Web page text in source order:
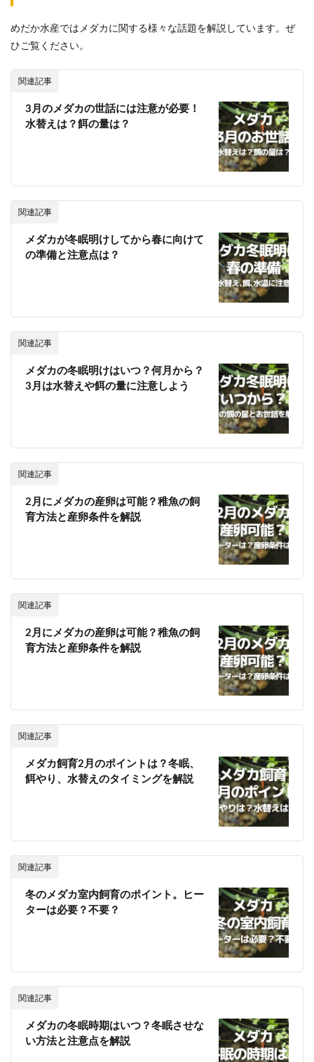
めだか水産ではメダカに関する様々な話題を解説しています。ぜ
ひご覧ください。
関連記事
3月のメダカの世話には注意が必要！
水替えは？餌の量は？
関連記事
メダカが冬眠明けしてから春に向けて
の準備と注意点は？
関連記事
メダカの冬眠明けはいつ？何月から？
3月は水替えや餌の量に注意しよう
関連記事
2月にメダカの産卵は可能？稚魚の飼
育方法と産卵条件を解説
関連記事
2月にメダカの産卵は可能？稚魚の飼
育方法と産卵条件を解説
関連記事
メダカ飼育2月のポイントは？冬眠、
餌やり、水替えのタイミングを解説
関連記事
冬のメダカ室内飼育のポイント。ヒー
ターは必要？不要？
関連記事
メダカの冬眠時期はいつ？冬眠させな
い方法と注意点を解説